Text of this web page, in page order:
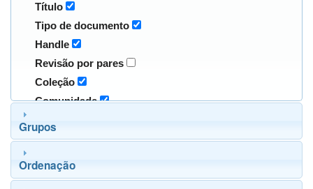
Título
Tipo de documento
Handle
Revisão por pares
Coleção
Comunidade
Grupos
Ordenação